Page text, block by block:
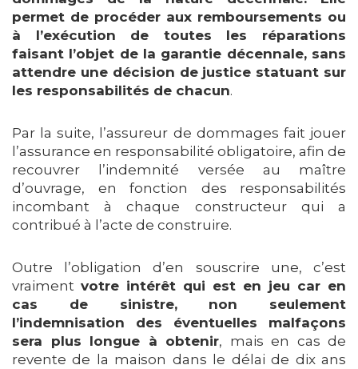
permet de procéder aux remboursements ou
à l’exécution de toutes les réparations
faisant l’objet de la garantie décennale, sans
attendre une décision de justice statuant sur
les responsabilités de chacun.
Par la suite, l’assureur de dommages fait jouer
l’assurance en responsabilité obligatoire, afin de
recouvrer l’indemnité versée au maître
d’ouvrage, en fonction des responsabilités
incombant à chaque constructeur qui a
contribué à l’acte de construire.
Outre l’obligation d’en souscrire une, c’est
vraiment votre intérêt qui est en jeu car en
cas de sinistre, non seulement
l’indemnisation des éventuelles malfaçons
sera plus longue à obtenir, mais en cas de
revente de la maison dans le délai de dix ans